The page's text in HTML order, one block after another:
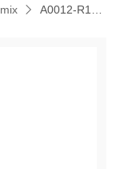
mix A0012-R12× Color SYBR Green qPCR Master Mix